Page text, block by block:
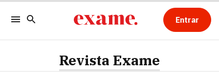
Entrar
Revista Exame